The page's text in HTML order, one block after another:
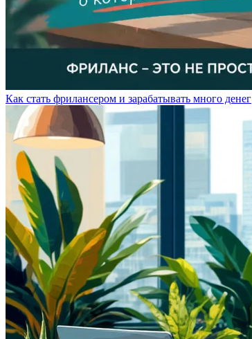
Как стать фрилансером и зарабатывать много денег